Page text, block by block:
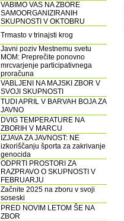
VABIMO VAS NA ZBORE
SAMOORGANIZIRANIH
SKUPNOSTI V OKTOBRU
Trmasto v trinajsti krog
Javni poziv Mestnemu svetu
MOM: Preprečite ponovno
mrcvarjenje participativnega
proračuna
VABLJENI NA MAJSKI ZBOR V
SVOJI SKUPNOSTI
TUDI APRIL V BARVAH BOJA ZA
JAVNO
DVIG TEMPERATURE NA
ZBORIH V MARCU
IZJAVA ZA JAVNOST: NE
izkoriščanju športa za zakrivanje
genocida
ODPRTI PROSTORI ZA
RAZPRAVO O SKUPNOSTI V
FEBRUARJU
Začnite 2025 na zboru v svoji
soseski
PRED NOVIM LETOM ŠE NA
ZBOR